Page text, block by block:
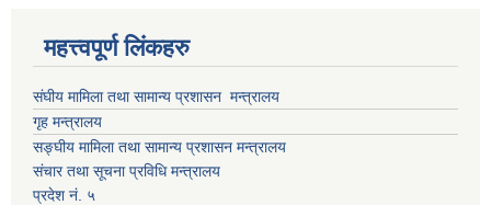
महत्त्वपूर्ण लिंकहरु
संघीय मामिला तथा सामान्य प्रशासन मन्त्रालय
गृह मन्त्रालय
सङ्घीय मामिला तथा सामान्य प्रशासन मन्त्रालय
संचार तथा सूचना प्रविधि मन्त्रालय
प्रदेश नं. ५